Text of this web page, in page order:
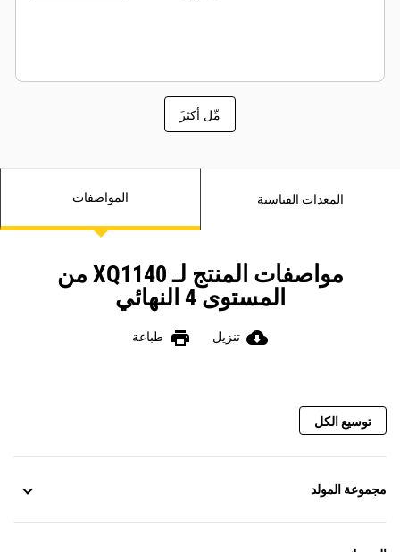
َمِّل أكثر
المواصفات المعدات القياسية
مواصفات المنتج لـ XQ1140 من
المستوى 4 النهائي
cloud_download تنزيل print طباعة
توسيع الكل
مجموعة المولد